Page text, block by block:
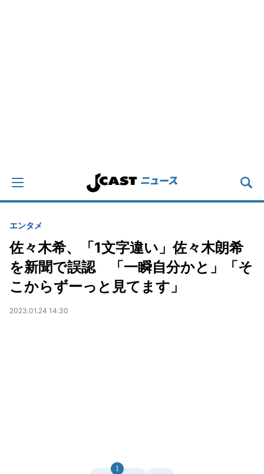
エンタメ
佐々木希、「1文字違い」佐々木朗希
を新聞で誤認 「一瞬自分かと」「そ
こからずーっと見てます」
2023.01.24 14:30
1